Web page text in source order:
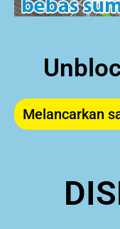
Melancarkan